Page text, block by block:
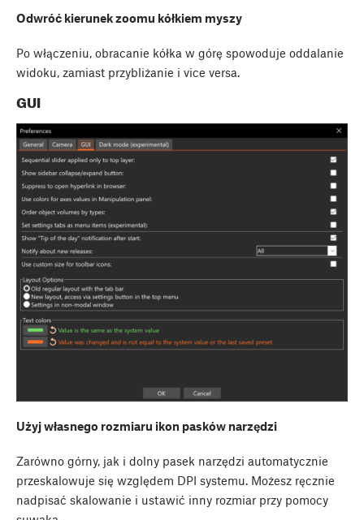
Odwróć kierunek zoomu kółkiem myszy
Po włączeniu, obracanie kółka w górę spowoduje oddalanie
widoku, zamiast przybliżanie i vice versa.
GUI
Użyj własnego rozmiaru ikon pasków narzędzi
Zarówno górny, jak i dolny pasek narzędzi automatycznie
przeskalowuje się względem DPI systemu. Możesz ręcznie
nadpisać skalowanie i ustawić inny rozmiar przy pomocy